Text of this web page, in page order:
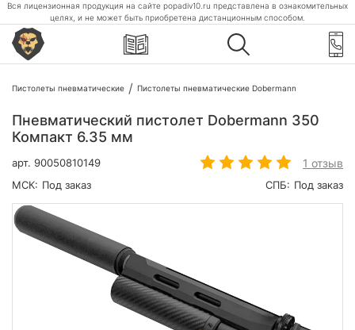
Вся лицензионная продукция на сайте popadiv10.ru представлена в ознакомительных
целях, и не может быть приобретена дистанционным способом.
Пистолеты пневматические Пистолеты пневматические Dobermann
Пневматический пистолет Dobermann 350
Компакт 6.35 мм
арт. 90050810149 1 отзыв
МСК: Под заказ СПБ: Под заказ